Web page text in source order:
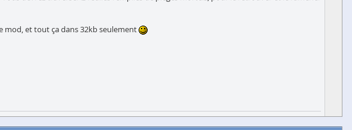
mod, et tout ça dans 32kb seulement